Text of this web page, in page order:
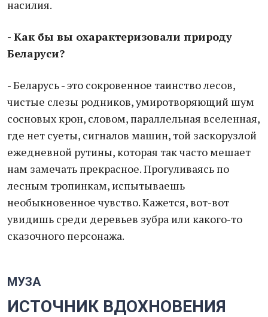
насилия.
- Как бы вы охарактеризовали природу
Беларуси?
- Беларусь - это сокровенное таинство лесов,
чистые слезы родников, умиротворяющий шум
сосновых крон, словом, параллельная вселенная,
где нет суеты, сигналов машин, той заскорузлой
ежедневной рутины, которая так часто мешает
нам замечать прекрасное. Прогуливаясь по
лесным тропинкам, испытываешь
необыкновенное чувство. Кажется, вот-вот
увидишь среди деревьев зубра или какого-то
сказочного персонажа.
МУЗА
ИСТОЧНИК ВДОХНОВЕНИЯ